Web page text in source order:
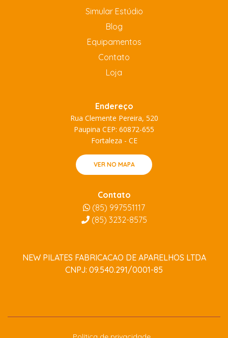
Simular Estúdio
Blog
Equipamentos
Contato
Loja
Endereço
Rua Clemente Pereira, 520
Paupina CEP: 60872-655
Fortaleza - CE
VER NO MAPA
Contato
(85) 997551117
(85) 3232-8575
NEW PILATES FABRICACAO DE APARELHOS LTDA
CNPJ: 09.540.291/0001-85